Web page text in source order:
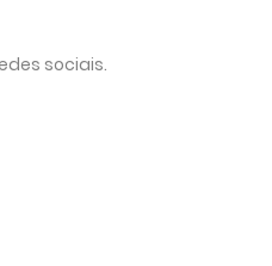
sociais.